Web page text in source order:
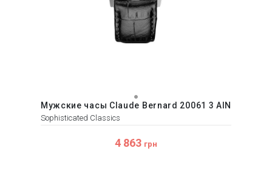
Мужские часы Claude Bernard 20061 3 AIN
Sophisticated Classics
4 863 грн